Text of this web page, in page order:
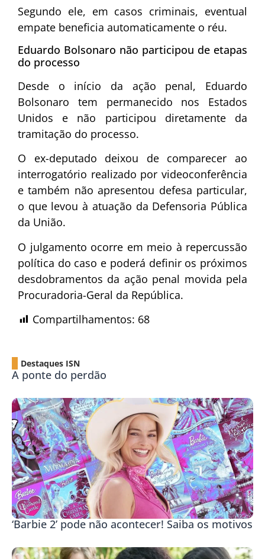
Segundo ele, em casos criminais, eventual
empate beneficia automaticamente o réu.
Eduardo Bolsonaro não participou de etapas
do processo
Desde o início da ação penal, Eduardo
Bolsonaro tem permanecido nos Estados
Unidos e não participou diretamente da
tramitação do processo.
O ex-deputado deixou de comparecer ao
interrogatório realizado por videoconferência
e também não apresentou defesa particular,
o que levou à atuação da Defensoria Pública
da União.
O julgamento ocorre em meio à repercussão
política do caso e poderá definir os próximos
desdobramentos da ação penal movida pela
Procuradoria-Geral da República.
Compartilhamentos: 68
Destaques ISN
A ponte do perdão
‘Barbie 2’ pode não acontecer! Saiba os motivos